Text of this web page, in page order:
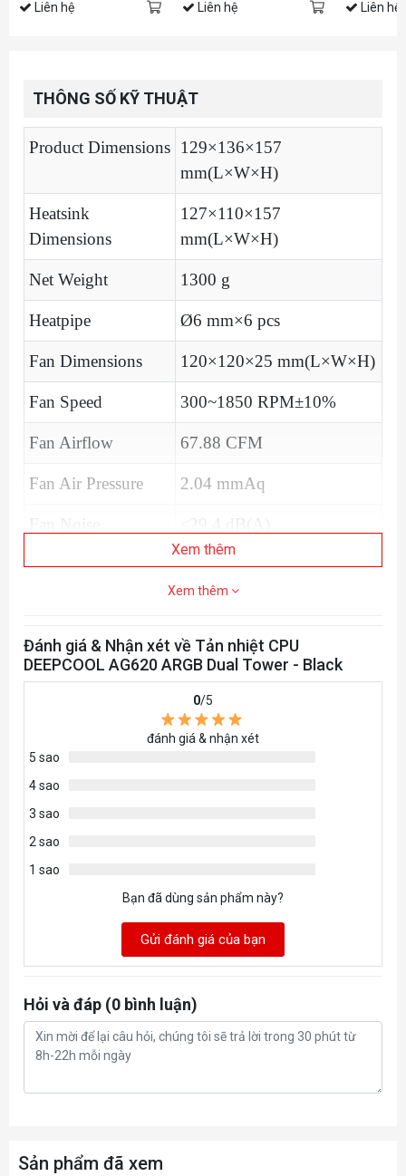
Liên hệ Liên hệ
Liên hệ
THÔNG SỐ KỸ THUẬT
Product Dimensions 129×136×157
mm(L×W×H)
Heatsink
Dimensions
127×110×157
mm(L×W×H)
Net Weight 1300 g
Heatpipe Ø6 mm×6 pcs
Fan Dimensions 120×120×25 mm(L×W×H)
Fan Speed 300~1850 RPM±10%
Fan Airflow 67.88 CFM
Fan Air Pressure 2.04 mmAq
Fan Noise ≤29.4 dB(A)
Fan Connector 4-pin PWM
Fan Rated Voltage 12 VDC
0.14 A
Consumption
1.68 W
LED Type
LED Connector
LED Rated Voltage 5 VDC
Consumption
1.05 W
EAN
P/N
R-AG620-BKANMN-
Xem thêm
Xem thêm
Đánh giá & Nhận xét về Tản nhiệt CPU
DEEPCOOL AG620 ARGB Dual Tower - Black
0/5
đánh giá & nhận xét
5 sao
4 sao
3 sao
2 sao
1 sao
Bạn đã dùng sản phẩm này?
Gửi đánh giá của bạn
Hỏi và đáp (0 bình luận)
Sản phẩm đã xem